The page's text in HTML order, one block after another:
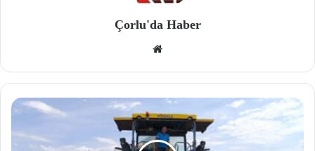
Çorlu'da Haber
site
si